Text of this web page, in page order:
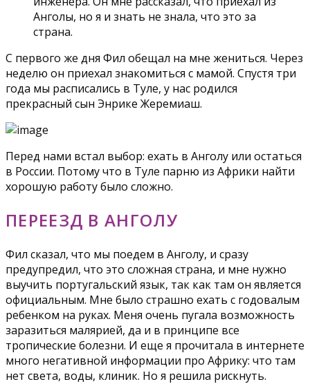
Анголы, но я и знать не знала, что это за
страна.
С первого же дня Фил обещал на мне жениться. Через
неделю он приехал знакомиться с мамой. Спустя три
года мы расписались в Туле, у нас родился
прекрасный сын Энрике Жеремиаш.
Перед нами встал выбор: ехать в Анголу или остаться
в России. Потому что в Туле парню из Африки найти
хорошую работу было сложно.
ПЕРЕЕЗД В АНГОЛУ
Фил сказал, что мы поедем в Анголу, и сразу
предупредил, что это сложная страна, и мне нужно
выучить португальский язык, так как там он является
официальным. Мне было страшно ехать с годовалым
ребенком на руках. Меня очень пугала возможность
заразиться малярией, да и в принципе все
тропические болезни. И еще я прочитала в интернете
много негативной информации про Африку: что там
нет света, воды, клиник. Но я решила рискнуть.